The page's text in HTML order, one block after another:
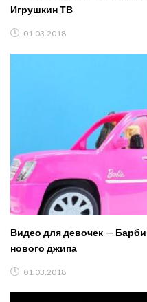
Игрушкин ТВ
01.03.2018
Видео для девочек —
нового джипа
01.03.2018